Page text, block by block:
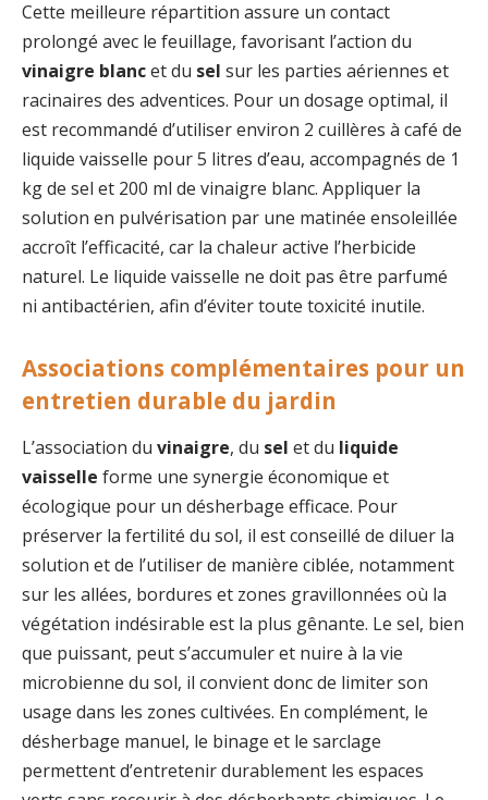
Cette meilleure répartition assure un contact
prolongé avec le feuillage, favorisant l’action du
vinaigre blancet du sel sur les parties aériennes et
racinaires des adventices. Pour un dosage optimal, il
est recommandé d’utiliser environ 2 cuillères à café de
liquide vaisselle pour 5 litres d’eau, accompagnés de 1
kg de sel et 200 ml de vinaigre blanc. Appliquer la
solution en pulvérisation par une matinée ensoleillée
accroît l’efficacité, car la chaleur active l’herbicide
naturel. Le liquide vaisselle ne doit pas être parfumé
ni antibactérien, afin d’éviter toute toxicité inutile.
Associations complémentaires pour un
entretien durable du jardin
L’association du vinaigre, du sel et du liquide
vaisselle forme une synergie économique et
écologique pour un désherbage efficace. Pour
préserver la fertilité du sol, il est conseillé de diluer la
solution et de l’utiliser de manière ciblée, notamment
sur les allées, bordures et zones gravillonnées où la
végétation indésirable est la plus gênante. Le sel, bien
que puissant, peut s’accumuler et nuire à la vie
microbienne du sol, il convient donc de limiter son
usage dans les zones cultivées. En complément, le
désherbage manuel, le binage et le sarclage
permettent d’entretenir durablement les espaces